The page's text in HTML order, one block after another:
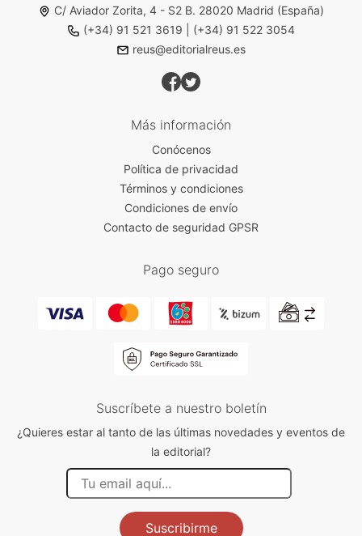
C/ Aviador Zorita, 4 - S2 B. 28020 Madrid (España)
(+34) 91 521 3619
(+34) 91 522 3054
reus@editorialreus.es
Más información
Conócenos
Política de privacidad
Términos y condiciones
Condiciones de envío
Contacto de seguridad GPSR
Pago seguro
Suscríbete a nuestro boletín
¿Quieres estar al tanto de las últimas novedades y eventos de
la editorial?
Suscribirme